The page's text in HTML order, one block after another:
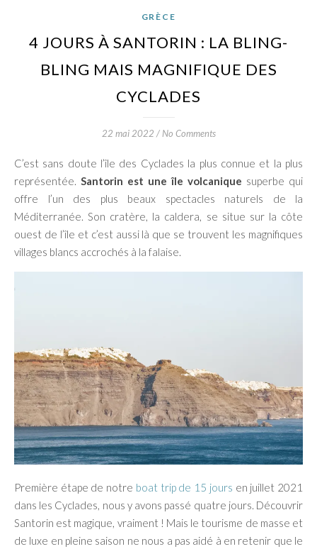
GRÈCE
4 JOURS À SANTORIN : LA BLING-
BLING MAIS MAGNIFIQUE DES
CYCLADES
22 mai 2022 / No Comments
C’est sans doute l’île des Cyclades la plus connue et la plus
représentée. Santorin est une île volcanique superbe qui
offre l’un des plus beaux spectacles naturels de la
Méditerranée. Son cratère, la caldera, se situe sur la côte
ouest de l’île et c’est aussi là que se trouvent les magnifiques
villages blancs accrochés à la falaise.
Première étape de notre boat trip de 15 jours en juillet 2021
dans les Cyclades, nous y avons passé quatre jours. Découvrir
Santorin est magique, vraiment ! Mais le tourisme de masse et
de luxe en pleine saison ne nous a pas aidé à en retenir que le